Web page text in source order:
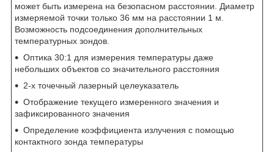
может быть измерена на безопасном расстоянии. Диаметр
измеряемой точки только 36 мм на расстоянии 1 м.
Возможность подсоединения дополнительных
температурных зондов.
Оптика 30:1 для измерения температуры даже
небольших объектов со значительного расстояния
2-х точечный лазерный целеуказатель
Отображение текущего измеренного значения и
зафиксированного значения
Определение коэффициента излучения с помощью
контактного зонда температуры